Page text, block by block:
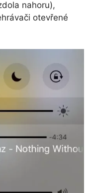
nahoru),
otevřené